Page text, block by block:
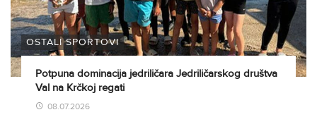
OSTALI SPORTOVI
Potpuna dominacija jedriličara Jedriličarskog društva
Val na Krčkoj regati
08.07.2026